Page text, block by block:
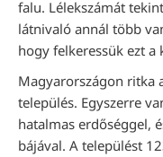
falu. Lélekszámát
látnivaló annál több
hogy felkeressük ezt a
Magyarországon ritka
település. Egyszerre
hatalmas erdőséggel,
bájával. A települést